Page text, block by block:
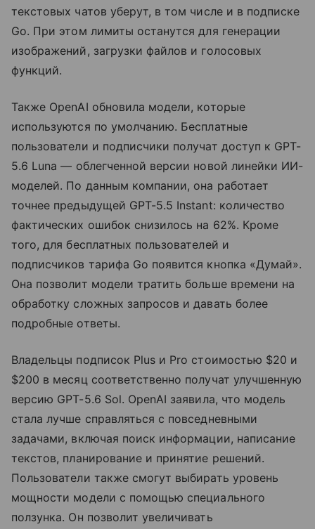
текстовых чатов уберут, в том числе и в подписке
Go. При этом лимиты останутся для генерации
изображений, загрузки файлов и голосовых
функций.
Также OpenAI обновила модели, которые
используются по умолчанию. Бесплатные
пользователи и подписчики получат доступ к GPT-
5.6 Luna — облегченной версии новой линейки ИИ-
моделей. По данным компании, она работает
точнее предыдущей GPT-5.5 Instant: количество
фактических ошибок снизилось на 62%. Кроме
того, для бесплатных пользователей и
подписчиков тарифа Go появится кнопка «Думай».
Она позволит модели тратить больше времени на
обработку сложных запросов и давать более
подробные ответы.
Владельцы подписок Plus и Pro стоимостью $20 и
$200 в месяц соответственно получат улучшенную
версию GPT-5.6 Sol. OpenAI заявила, что модель
стала лучше справляться с повседневными
задачами, включая поиск информации, написание
текстов, планирование и принятие решений.
Пользователи также смогут выбирать уровень
мощности модели с помощью специального
ползунка. Он позволит увеличивать